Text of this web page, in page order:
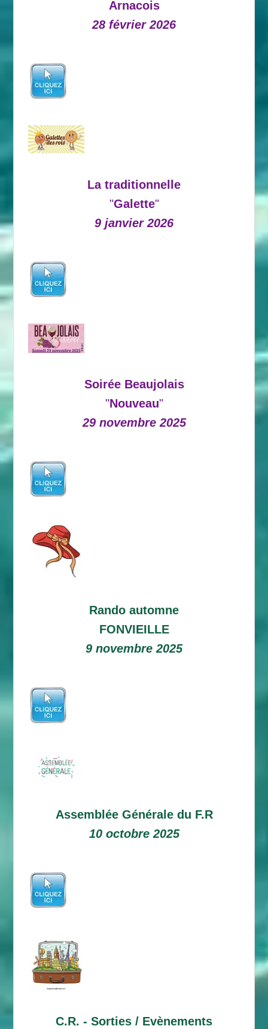
Arnacois
28 février 2026
La traditionnelle
"Galette"
9 janvier 2026
Soirée Beaujolais
"Nouveau"
29 novembre 2025
Rando automne
FONVIEILLE
9 novembre 2025
Assemblée Générale du F.R
10 octobre 2025
C.R. - Sorties / Evènements